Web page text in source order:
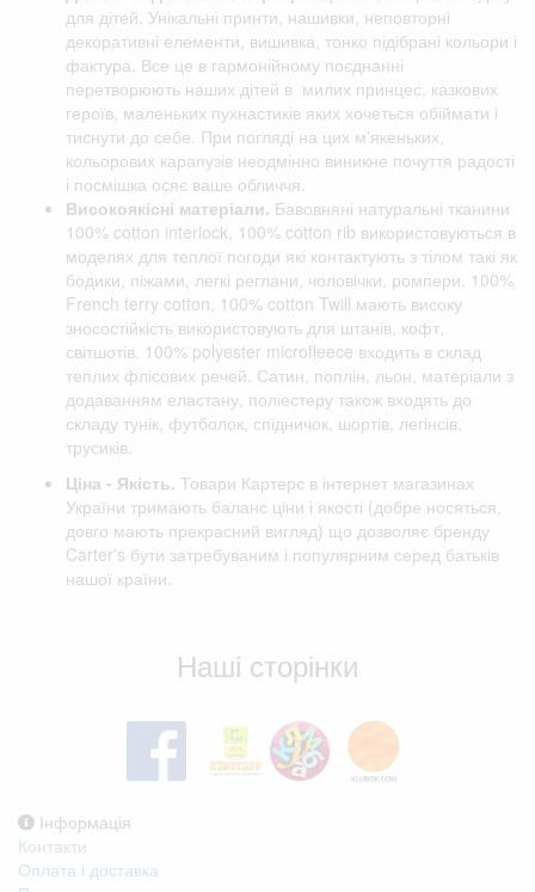
для дітей. Унікальні принти, нашивки, неповторні
декоративні елементи, вишивка, тонко підібрані кольори і
фактура. Все це в гармонійному поєднанні
перетворюють наших дітей в милих принцес, казкових
героїв, маленьких пухнастиків яких хочеться обіймати і
тиснути до себе. При погляді на цих м'якеньких,
кольорових карапузів неодмінно виникне почуття радості
і посмішка осяє ваше обличчя.
Високоякісні матеріали. Бавовняні натуральні тканини
100% cotton interlock, 100% cotton rib використовуються в
моделях для теплої погоди які контактують з тілом такі як
бодики, піжами, легкі реглани, чоловічки, ромпери. 100%
French terry cotton, 100% cotton Twill мають високу
зносостійкість використовують для штанів, кофт,
світшотів. 100% polyester microfleece входить в склад
теплих флісових речей. Сатин, поплін, льон, матеріали з
додаванням еластану, поліестеру також входять до
складу тунік, футболок, спідничок, шортів, легінсів,
трусиків.
Ціна - Якість. Товари Картерс в інтернет магазинах
України тримають баланс ціни і якості (добре носяться,
довго мають прекрасний вигляд) що дозволяє бренду
Carter's бути затребуваним і популярним серед батьків
нашої країни.
Наші сторінки
Інформація
Контакти
Оплата і доставка